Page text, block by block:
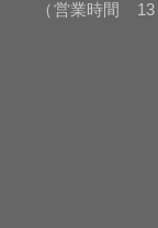
（営業時間 13